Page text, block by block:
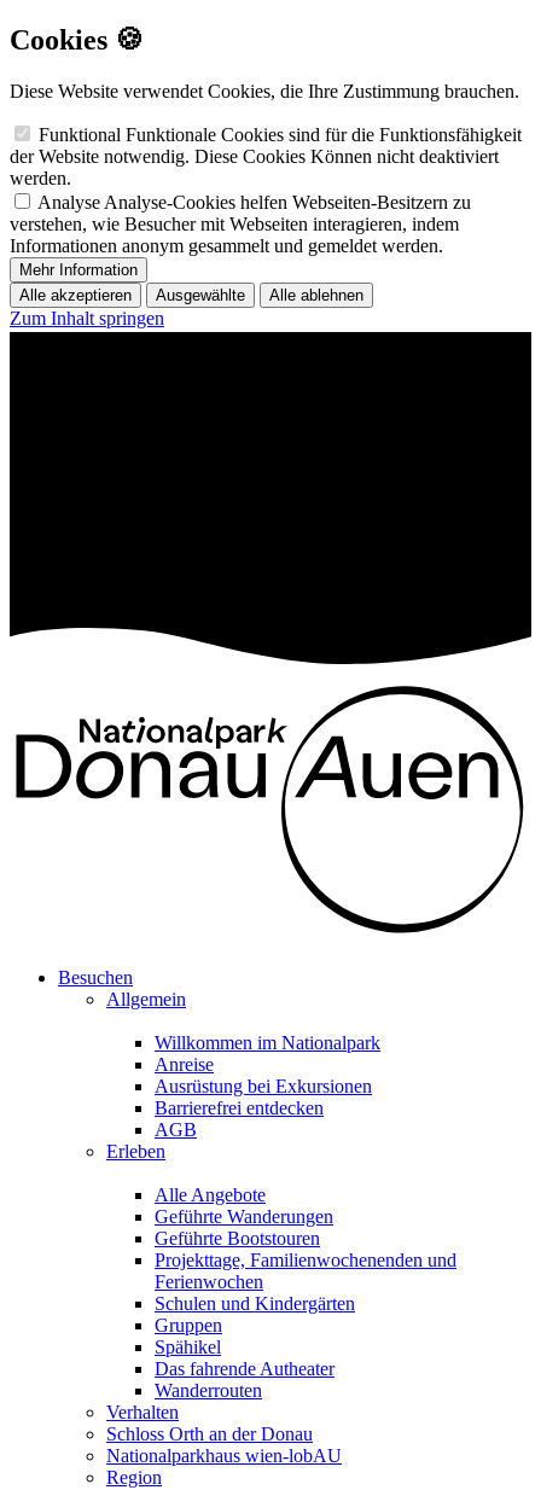
Cookies 🍪
Diese Website verwendet Cookies, die Ihre Zustimmung brauchen.
Funktional Funktionale Cookies sind für die Funktionsfähigkeit
der Website notwendig. Diese Cookies Können nicht deaktiviert
werden.
Analyse Analyse-Cookies helfen Webseiten-Besitzern zu
verstehen, wie Besucher mit Webseiten interagieren, indem
Informationen anonym gesammelt und gemeldet werden.
Mehr Information
Alle akzeptieren
Ausgewählte Alle ablehnen
Zum Inhalt springen
Besuchen
Allgemein
Willkommen im Nationalpark
Anreise
Ausrüstung bei Exkursionen
Barrierefrei entdecken
AGB
Erleben
Alle Angebote
Geführte Wanderungen
Geführte Bootstouren
Projekttage, Familienwochenenden und
Ferienwochen
Schulen und Kindergärten
Gruppen
Spähikel
Das fahrende Autheater
Wanderrouten
Verhalten
Schloss Orth an der Donau
Nationalparkhaus wien-lobAU
Region